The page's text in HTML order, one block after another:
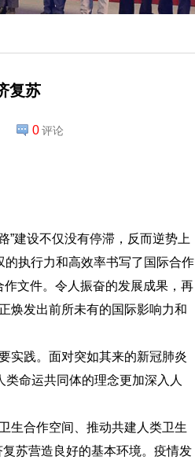
复苏
0评论
”建设不仅没有停滞，反而逆势上
的执行力和高效率书写了国际合作
文件。令人振奋的发展成果，再
焕发出前所未有的国际影响力和
实践。面对突如其来的新冠肺炎
类命运共同体的理念更加深入人
生合作空间、推动共建人类卫生
苏营造良好的基本环境。疫情发